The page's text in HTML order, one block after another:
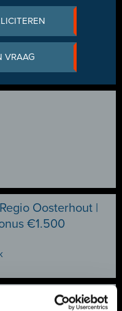
VRAAG
Oosterhout |
€1.500